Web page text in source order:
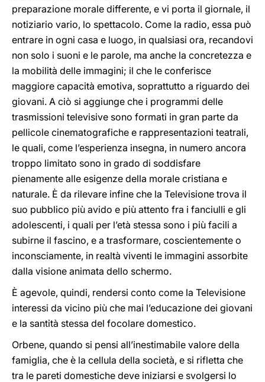
preparazione morale differente, e vi porta il giornale, il
notiziario vario, lo spettacolo. Come la radio, essa può
entrare in ogni casa e luogo, in qualsiasi ora, recandovi
non solo i suoni e le parole, ma anche la concretezza e
la mobilità delle immagini; il che le conferisce
maggiore capacità emotiva, soprattutto a riguardo dei
giovani. A ciò si aggiunge che i programmi delle
trasmissioni televisive sono formati in gran parte da
pellicole cinematografiche e rappresentazioni teatrali,
le quali, come l’esperienza insegna, in numero ancora
troppo limitato sono in grado di soddisfare
pienamente alle esigenze della morale cristiana e
naturale. È da rilevare infine che la Televisione trova il
suo pubblico più avido e più attento fra i fanciulli e gli
adolescenti, i quali per l’età stessa sono i più facili a
subirne il fascino, e a trasformare, coscientemente o
inconsciamente, in realtà viventi le immagini assorbite
dalla visione animata dello schermo.
È agevole, quindi, rendersi conto come la Televisione
interessi da vicino più che mai l’educazione dei giovani
e la santità stessa del focolare domestico.
Orbene, quando si pensi all’inestimabile valore della
famiglia, che è la cellula della società, e si rifletta che
tra le pareti domestiche deve iniziarsi e svolgersi lo